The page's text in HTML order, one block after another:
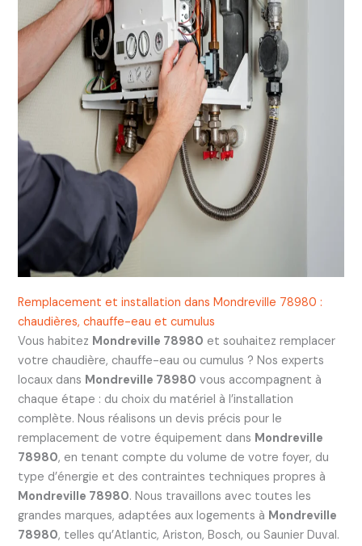
Remplacement et installation dans Mondreville 78980 :
chaudières, chauffe-eau et cumulus
Vous habitez Mondreville 78980 et souhaitez remplacer
votre chaudière, chauffe-eau ou cumulus ? Nos experts
locaux dans Mondreville 78980 vous accompagnent à
chaque étape : du choix du matériel à l’installation
complète. Nous réalisons un devis précis pour le
remplacement de votre équipement dans Mondreville
78980, en tenant compte du volume de votre foyer, du
type d’énergie et des contraintes techniques propres à
Mondreville 78980. Nous travaillons avec toutes les
grandes marques, adaptées aux logements à Mondreville
78980, telles qu’Atlantic, Ariston, Bosch, ou Saunier Duval.